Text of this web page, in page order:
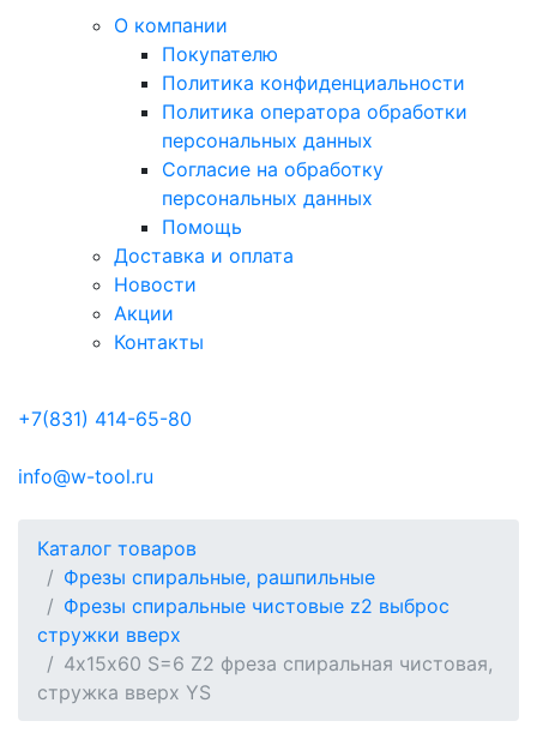
О компании
Покупателю
Политика конфиденциальности
Политика оператора обработки
персональных данных
Согласие на обработку
персональных данных
Помощь
Доставка и оплата
Новости
Акции
Контакты
+7(831) 414-65-80
info@w-tool.ru
Каталог товаров
Фрезы спиральные, рашпильные
Фрезы спиральные чистовые z2 выброс
стружки вверх
4х15х60 S=6 Z2 фреза спиральная чистовая,
стружка вверх YS